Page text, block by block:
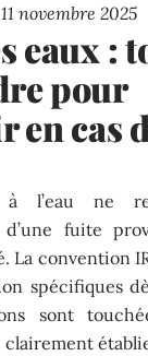
11 novembre 2025
eaux :
pour
en cas
l’eau ne
d’une fuite
La convention
spécifiques
sont
clairement